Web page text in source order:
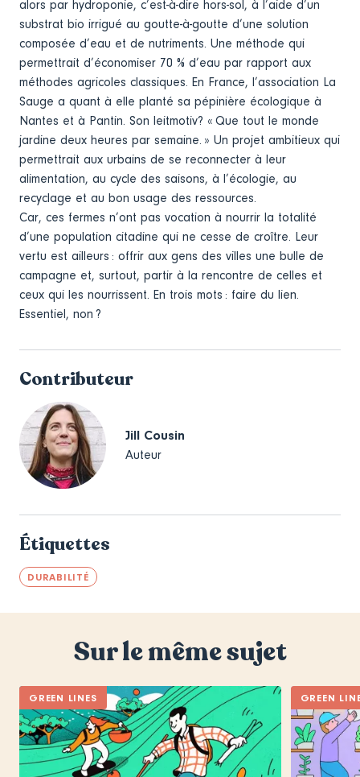
alors par hydroponie, c’est-à-dire hors-sol, à l’aide d’un
substrat bio irrigué au goutte-à-goutte d’une solution
composée d’eau et de nutriments. Une méthode qui
permettrait d’économiser 70 % d’eau par rapport aux
méthodes agricoles classiques. En France, l’association La
Sauge a quant à elle planté sa pépinière écologique à
Nantes et à Pantin. Son leitmotiv? « Que tout le monde
jardine deux heures par semaine. » Un projet ambitieux qui
permettrait aux urbains de se reconnecter à leur
alimentation, au cycle des saisons, à l’écologie, au
recyclage et au bon usage des ressources.
Car, ces fermes n’ont pas vocation à nourrir la totalité
d’une population citadine qui ne cesse de croître. Leur
vertu est ailleurs : offrir aux gens des villes une bulle de
campagne et, surtout, partir à la rencontre de celles et
ceux qui les nourrissent. En trois mots : faire du lien.
Essentiel, non ?
Contributeur
Jill Cousin
Auteur
Étiquettes
DURABILITÉ
Sur le même sujet
GREEN LINES GREEN